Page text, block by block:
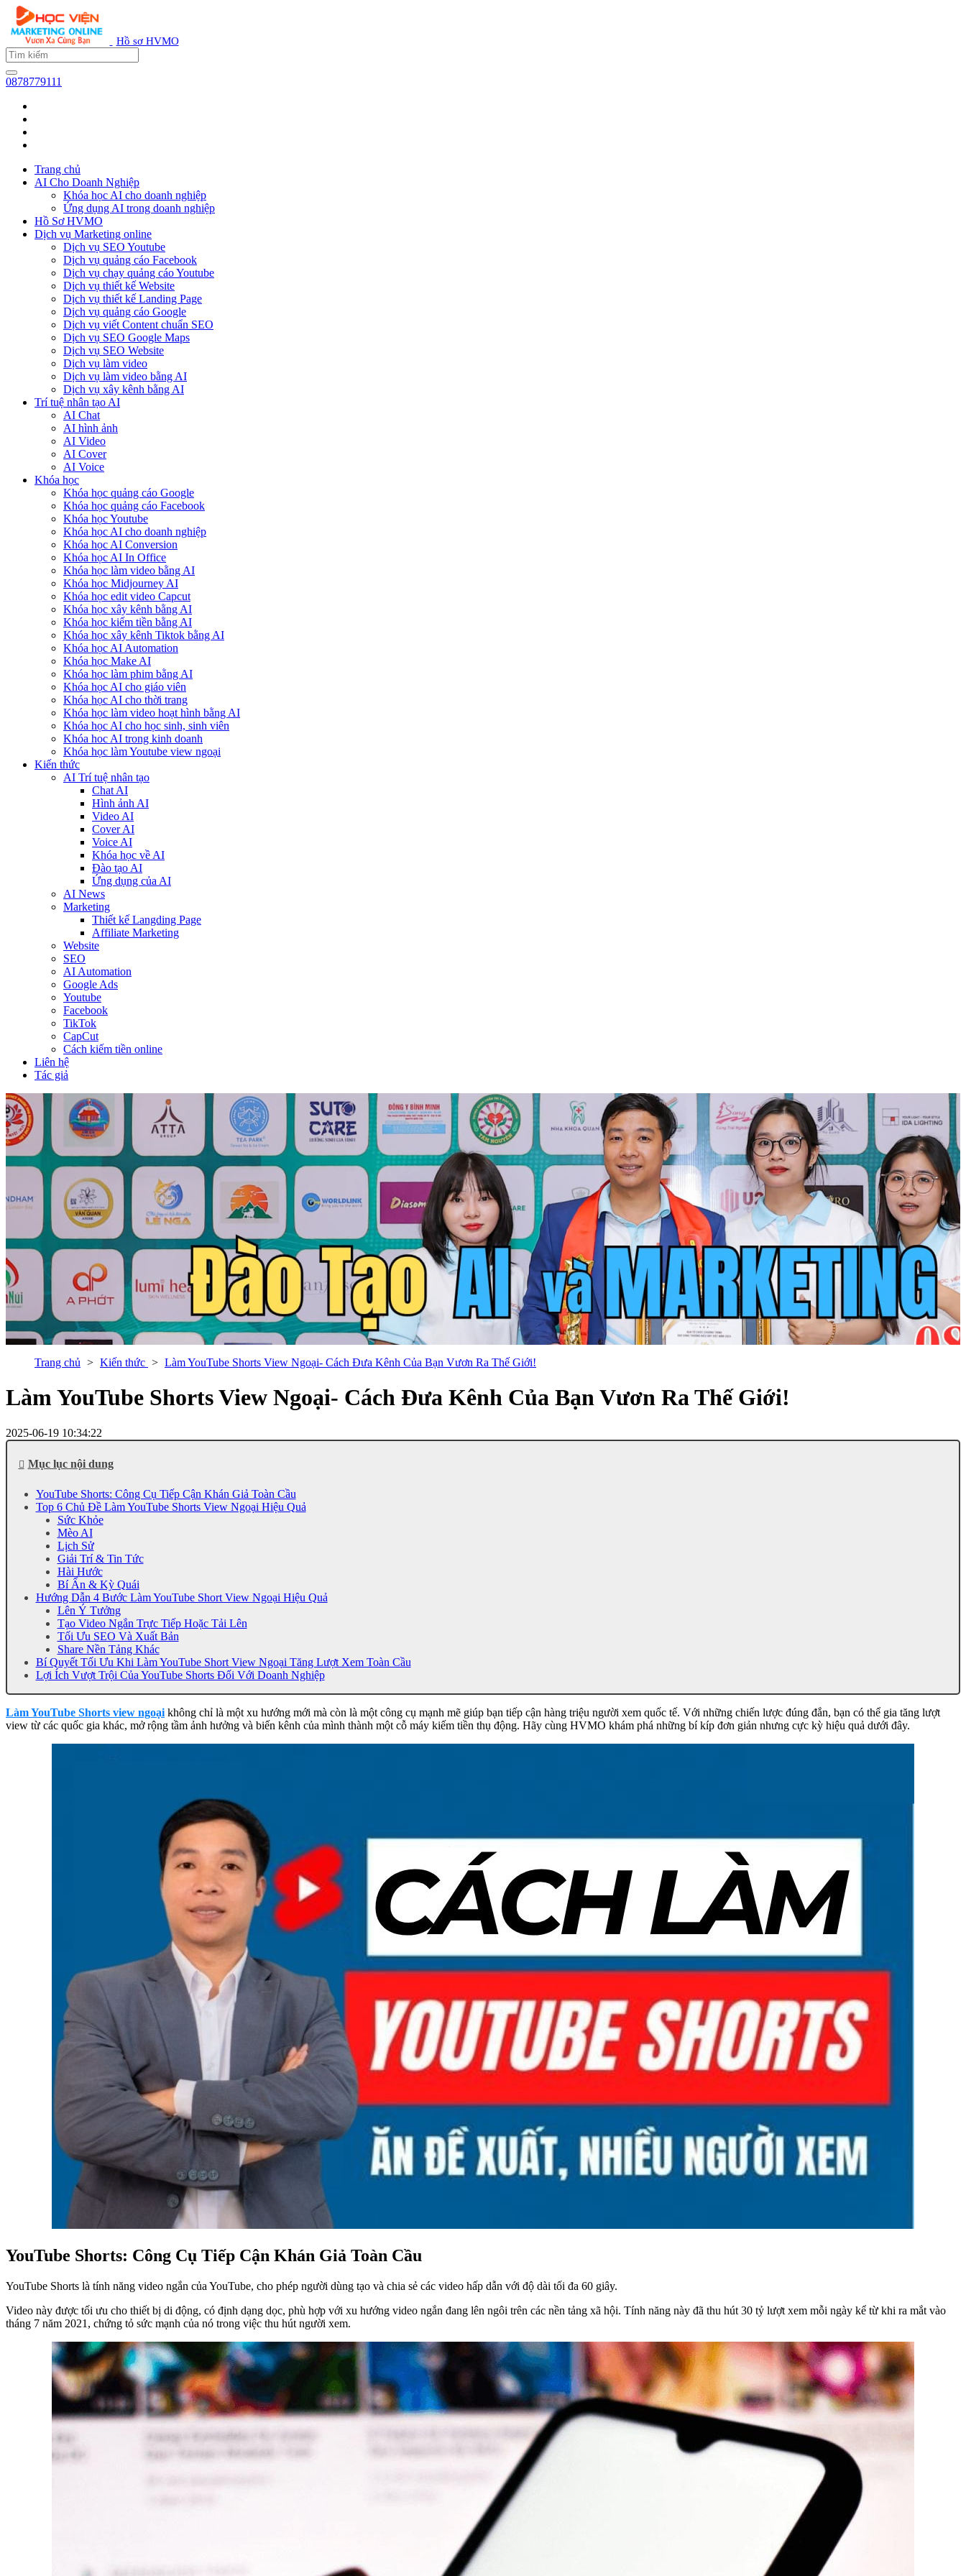
Hồ sơ HVMO
0878779111
Trang chủ
AI Cho Doanh Nghiệp
Khóa học AI cho doanh nghiệp
Ứng dụng AI trong doanh nghiệp
Hồ Sơ HVMO
Dịch vụ Marketing online
Dịch vụ SEO Youtube
Dịch vụ quảng cáo Facebook
Dịch vụ chạy quảng cáo Youtube
Dịch vụ thiết kế Website
Dịch vụ thiết kế Landing Page
Dịch vụ quảng cáo Google
Dịch vụ viết Content chuẩn SEO
Dịch vụ SEO Google Maps
Dịch vụ SEO Website
Dịch vụ làm video
Dịch vụ làm video bằng AI
Dịch vụ xây kênh bằng AI
Trí tuệ nhân tạo AI
AI Chat
AI hình ảnh
AI Video
AI Cover
AI Voice
Khóa học
Khóa học quảng cáo Google
Khóa học quảng cáo Facebook
Khóa học Youtube
Khóa học AI cho doanh nghiệp
Khóa học AI Conversion
Khóa học AI In Office
Khóa học làm video bằng AI
Khóa học Midjourney AI
Khóa học edit video Capcut
Khóa học xây kênh bằng AI
Khóa học kiếm tiền bằng AI
Khóa học xây kênh Tiktok bằng AI
Khóa học AI Automation
Khóa học Make AI
Khóa học làm phim bằng AI
Khóa học AI cho giáo viên
Khóa học AI cho thời trang
Khóa học làm video hoạt hình bằng AI
Khóa học AI cho học sinh, sinh viên
Khóa hoc AI trong kinh doanh
Khóa học làm Youtube view ngoại
Kiến thức
AI Trí tuệ nhân tạo
Chat AI
Hình ảnh AI
Video AI
Cover AI
Voice AI
Khóa học về AI
Đào tạo AI
Ứng dụng của AI
AI News
Marketing
Thiết kế Langding Page
Affiliate Marketing
Website
SEO
AI Automation
Google Ads
Youtube
Facebook
TikTok
CapCut
Cách kiếm tiền online
Liên hệ
Tác giả
Trang chủ Kiến thức Làm YouTube Shorts View Ngoại- Cách Đưa Kênh Của Bạn Vươn Ra Thế Giới!
Làm YouTube Shorts View Ngoại- Cách Đưa Kênh Của Bạn Vươn Ra Thế Giới!
2025-06-19 10:34:22
Mục lục nội dung
YouTube Shorts: Công Cụ Tiếp Cận Khán Giả Toàn Cầu
Top 6 Chủ Đề Làm YouTube Shorts View Ngoại Hiệu Quả
Sức Khỏe
Mèo AI
Lịch Sử
Giải Trí & Tin Tức
Hài Hước
Bí Ẩn & Kỳ Quái
Hướng Dẫn 4 Bước Làm YouTube Short View Ngoại Hiệu Quả
Lên Ý Tưởng
Tạo Video Ngắn Trực Tiếp Hoặc Tải Lên
Tối Ưu SEO Và Xuất Bản
Share Nền Tảng Khác
Bí Quyết Tối Ưu Khi Làm YouTube Short View Ngoại Tăng Lượt Xem Toàn Cầu
Lợi Ích Vượt Trội Của YouTube Shorts Đối Với Doanh Nghiệp
Làm YouTube Shorts view ngoại không chỉ là một xu hướng mới mà còn là một công cụ mạnh mẽ giúp bạn tiếp cận hàng triệu người xem quốc tế. Với những chiến lược đúng đắn, bạn có thể gia tăng lượt
view từ các quốc gia khác, mở rộng tầm ảnh hưởng và biến kênh của mình thành một cỗ máy kiếm tiền thụ động. Hãy cùng HVMO khám phá những bí kíp đơn giản nhưng cực kỳ hiệu quả dưới đây.
YouTube Shorts: Công Cụ Tiếp Cận Khán Giả Toàn Cầu
YouTube Shorts là tính năng video ngắn của YouTube, cho phép người dùng tạo và chia sẻ các video hấp dẫn với độ dài tối đa 60 giây.
Video này được tối ưu cho thiết bị di động, có định dạng dọc, phù hợp với xu hướng video ngắn đang lên ngôi trên các nền tảng xã hội. Tính năng này đã thu hút 30 tỷ lượt xem mỗi ngày kể từ khi ra mắt vào
tháng 7 năm 2021, chứng tỏ sức mạnh của nó trong việc thu hút người xem.